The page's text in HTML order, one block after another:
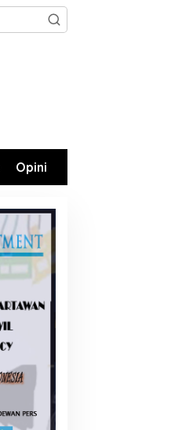
Opini